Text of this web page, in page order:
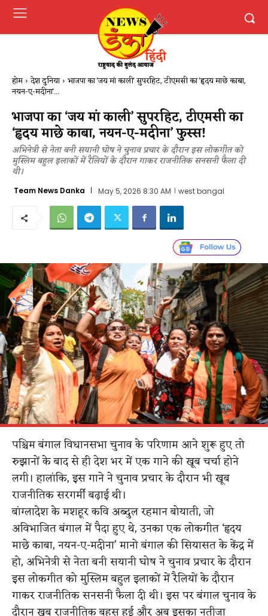
होम देश दुनिया भाजपा का 'जय मां काली' सुपरहिट, टीएमसी का 'हृदय माछे काबा,
नयन-ए-मदीना'...
भाजपा का ‘जय मां काली’ सुपरहिट, टीएमसी का
‘हृदय माछे काबा, नयन-ए-मदीना’ फुस्स!
अभिनेत्री से नेता बनी सयानी घोष ने चुनाव प्रचार के दौरान इस लोकगीत को
मुस्लिम बहुल इलाकों में रैलियों के दौरान गाकर राजनीतिक सनसनी फैला दी
थी।
Team News Danka May 5, 2026 8:30 AM west bangal
पश्चिम बंगाल विधानसभा चुनाव के परिणाम आने शुरू हुए तो
रुझानों के बाद से ही देश भर में एक गाने की खूब चर्चा होने
लगी। हालांकि, इस गाने ने चुनाव प्रचार के दौरान भी खूब
राजनीतिक सरगर्मी बढ़ाई थी।
बांग्लादेश के मशहूर कवि अब्दुल रहमान बोयाती, जो
अविभाजित बंगाल में पैदा हुए थे, उनका एक लोकगीत ‘हृदय
माछे काबा, नयन-ए-मदीना’ मानो बंगाल की सियासत के केंद्र में
हो, अभिनेत्री से नेता बनी सयानी घोष ने चुनाव प्रचार के दौरान
इस लोकगीत को मुस्लिम बहुल इलाकों में रैलियों के दौरान
गाकर राजनीतिक सनसनी फैला दी थी। इस पर बंगाल चुनाव के